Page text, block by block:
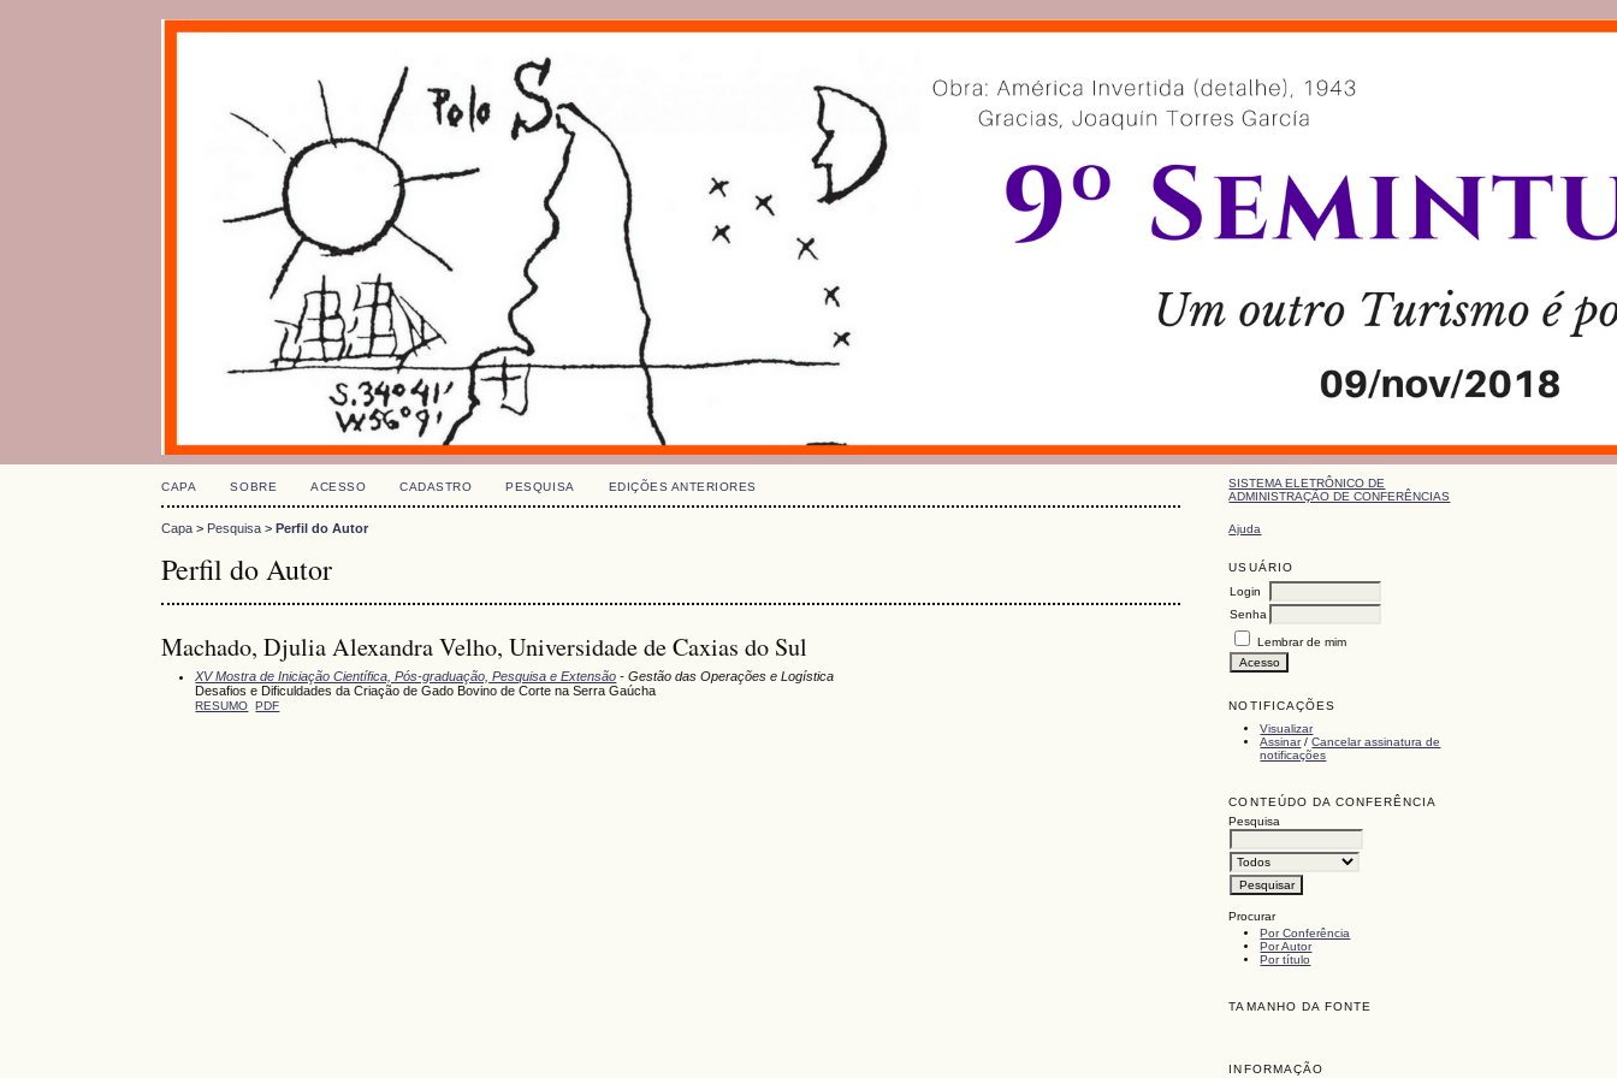
SISTEMA ELETRÔNICO DE
ADMINISTRAÇÃO DE CONFERÊNCIAS
Ajuda
USUÁRIO
Login
Senha
Lembrar de mim
NOTIFICAÇÕES
Visualizar
Assinar/Cancelar assinatura de
notificações
CONTEÚDO DA CONFERÊNCIA
Pesquisa
Procurar
Por Conferência
Por Autor
Por título
TAMANHO DA FONTE
INFORMAÇÃO
CAPA SOBRE ACESSO CADASTRO PESQUISA EDIÇÕES ANTERIORES
Capa > Pesquisa >Perfil do Autor
Perfil do Autor
Machado, Djulia Alexandra Velho, Universidade de Caxias do Sul
XV Mostra de Iniciação Científica, Pós-graduação, Pesquisa e Extensão - Gestão das Operações e Logística
Desafios e Dificuldades da Criação de Gado Bovino de Corte na Serra Gaúcha
RESUMO PDF